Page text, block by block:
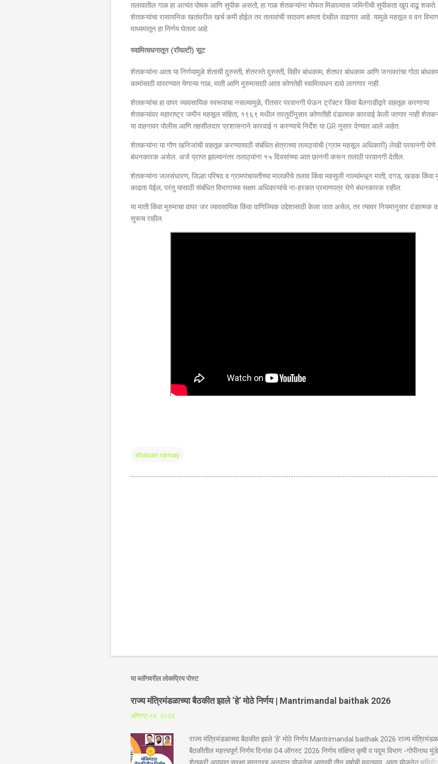
तलावातील गाळ हा अत्यंत पोषक आणि सुपीक असतो, हा गाळ शेतकऱ्यांना मोफत मिळाल्यास जमिनीची सुपीकता खूप वाढू शकते.
शेतकऱ्यांचा रासायनिक खतांवरील खर्च कमी होईल तर तलावांची साठवण क्षमता देखील वाढणार आहे. यामुळे महसूल व वन
माध्यमातून हा निर्णय घेतला आहे.
स्वामित्वधनातून (रॉयल्टी) सूट
शेतकऱ्यांना आता या निर्णयामुळे शेताची दुरुस्ती, शेतरस्ते दुरुस्ती, विहीर बांधकाम, शेतघर बांधकाम आणि जनावरांचा गोठा
कामांसाठी वापरण्यात येणाऱ्या गाळ, माती आणि मुरुमासाठी आता कोणतेही स्वामित्वधन द्यावे लागणार नाही.
शेतकऱ्यांचा हा वापर व्यावसायिक स्वरूपाचा नसल्यामुळे, रीतसर परवानगी घेऊन ट्रॅक्टर किंवा बैलगाडीद्वारे वाहतूक करणाऱ्या
शेतकऱ्यांवर महाराष्ट्र जमीन महसूल संहिता, १९६९ मधील तरतुदींनुसार कोणतीही दंडात्मक कारवाई केली जाणार नाही
या वाहनावर पोलीस आणि तहसीलदार प्रशासनाने कारवाई न करण्याचे निर्देश या GR नुसार देण्यात आले आहेत.
शेतकऱ्यांना या गौण खनिजांची वाहतूक करण्यासाठी संबंधित क्षेत्राच्या तलाठ्यांची (ग्राम महसूल अधिकारी) लेखी परवानगी घेणे
बंधनकारक असेल. अर्ज प्राप्त झाल्यानंतर तलाठ्यांना १५ दिवसांच्या आत छाननी करून तलाठी परवानगी देतील.
शेतकऱ्यांना जलसंधारण, जिल्हा परिषद व ग्रामपंचायतीच्या मालकीचे तलाव किंवा महसुली नाल्यांमधून माती, दगड, खडक
काढता येईल, परंतु यासाठी संबंधित विभागाच्या सक्षम अधिकाऱ्यांचे ना-हरकत प्रमाणपत्र घेणे बंधनकारक राहील.
या माती किंवा मुरुमाचा वापर जर व्यावसायिक किंवा वाणिज्यिक उद्देशासाठी केला जात असेल, तर त्यावर नियमानुसार दंडात्मक
सुरूच राहील.
shasan nirnay
या ब्लॉगवरील लोकप्रिय पोस्ट
राज्य मंत्रिमंडळाच्या बैठकीत झाले ‘हे’ मोठे निर्णय | Mantrimandal baithak 2026
ऑगस्ट ०४, २०२६
राज्य मंत्रिमंडळाच्या बैठकीत झाले ‘हे’ मोठे निर्णय Mantrimandal baithak 2026 राज्य मंत्रिमंडळ
बैठकीतील महत्त्वपूर्ण निर्णय दिनांक 04 ऑगस्ट 2026 निर्णय संक्षिप्त कृषी व पदुम विभाग -गोपीनाथ मुंडे